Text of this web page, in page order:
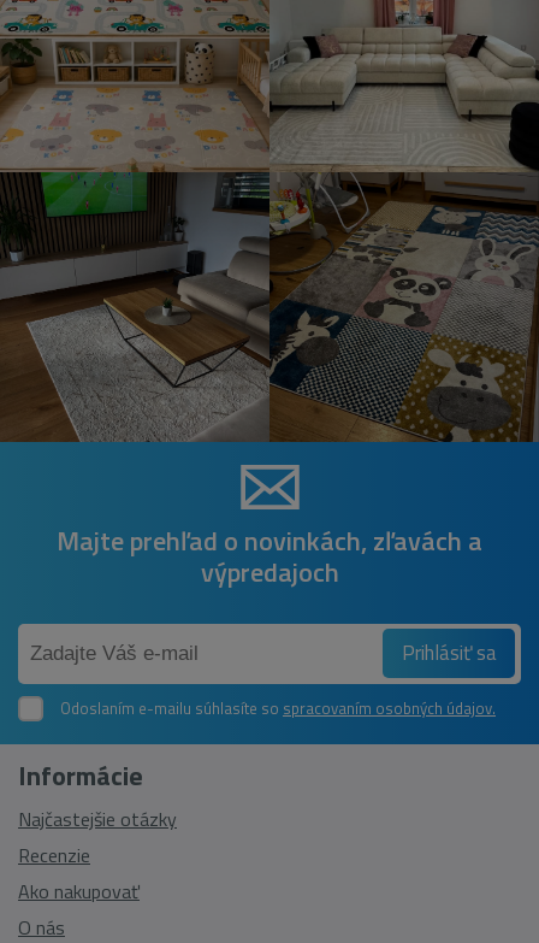
Majte prehľad o novinkách, zľavách a
výpredajoch
Prihlásiť sa
Odoslaním e-mailu súhlasíte so spracovaním osobných údajov.
Informácie
Najčastejšie otázky
Recenzie
Ako nakupovať
O nás